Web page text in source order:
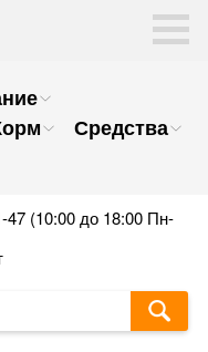
Средства
47 (10:00 до 18:00 Пн-